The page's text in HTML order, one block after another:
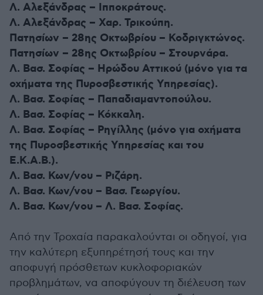
Λ. Αλεξάνδρας – Ιπποκράτους.
Λ. Αλεξάνδρας – Χαρ. Τρικούπη.
Πατησίων – 28ης Οκτωβρίου – Κοδριγκτώνος.
Πατησίων – 28ης Οκτωβρίου – Στουρνάρα.
Λ. Βασ. Σοφίας – Ηρώδου Αττικού (μόνο για τα
οχήματα της Πυροσβεστικής Υπηρεσίας).
Λ. Βασ. Σοφίας – Παπαδιαμαντοπούλου.
Λ. Βασ. Σοφίας – Κόκκαλη.
Λ. Βασ. Σοφίας – Ρηγίλλης (μόνο για οχήματα
της Πυροσβεστικής Υπηρεσίας και του
Ε.Κ.Α.Β.).
Λ. Βασ. Κων/νου – Ριζάρη.
Λ. Βασ. Κων/νου – Βασ. Γεωργίου.
Λ. Βασ. Κων/νου – Λ. Βασ. Σοφίας.
Από την Τροχαία παρακαλούνται οι οδηγοί, για
την καλύτερη εξυπηρέτησή τους και την
αποφυγή πρόσθετων κυκλοφοριακών
προβλημάτων, να αποφύγουν τη διέλευση των